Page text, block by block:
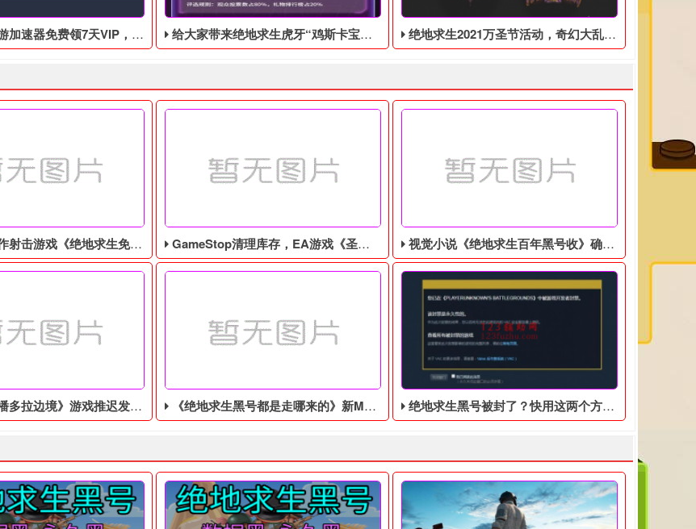
免费领7天VIP，合计168小时 给大家带来绝地求生虎牙“鸡斯卡宝典”的福利活动，这次福利活动将于9月17日至10月17日开始 绝地求生2021万圣节活动，奇幻大乱斗回归，还有新皮肤和新地图
白号，不会被找回！ 吃鸡黑号售后： 黑号有问题10分钟之内截图，然后联系客服处理！ 黑号QQ客服： 1600445187
绝地求生免费辅助》今日登陆主机平台
突然出现了一个巨型的黑洞，科学家们无法解释这个现象。玩家将操控超自然科学研究组织（SRO）队员“覃舒雅”，前往事
GameStop清理库存，EA游戏《圣歌》以1美分售出
据外媒Kotaku报道，美国游戏零售商GameStop正在清理库存，将EA游戏《圣歌》以1美分的超
视觉小说《绝地求生百年黑号收》确认登陆Switch，特别版售价9350日元
出版商Idea Factory今日宣布，男孩间友情为主题的视
境》游戏推迟发售，玩法粗糙 《绝地求生黑号都是走哪来的》新MOD集锦发布：双持机制、经济平衡和动态季节 绝地求生黑号被封了？快用这两个方法试试